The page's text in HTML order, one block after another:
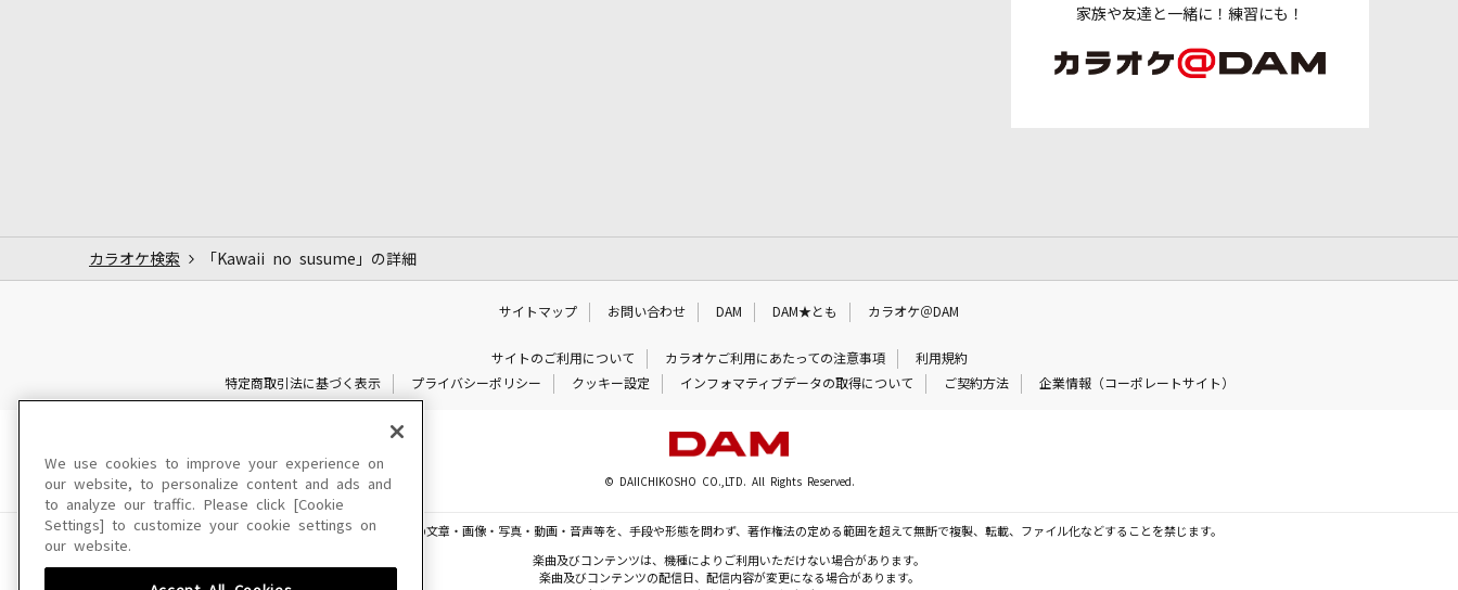
家族や友達と一緒に！練習にも！
カラオケ検索 「Kawaii no susume」の詳細
サイトマップ お問い合わせ DAM DAM★とも カラオケ＠DAM
サイトのご利用について カラオケご利用にあたっての注意事項
利用規約
特定商取引法に基づく表示
プライバシーポリシー クッキー設定 インフォマティブデータの取得について ご契約方法 企業情報（コーポレートサイト）
© DAIICHIKOSHO CO.,LTD. All Rights Reserved.
このサイトに掲載されている一切の文章・画像・写真・動画・音声等を、手段や形態を問わず、著作権法の定める範囲を超えて無断で複製、転載、ファイル化などすることを禁じます。
楽曲及びコンテンツは、機種によりご利用いただけない場合があります。
楽曲及びコンテンツの配信日、配信内容が変更になる場合があります。
We use cookies to improve your experience on
our website, to personalize content and ads and
to analyze our traffic. Please click [Cookie
Settings] to customize your cookie settings on
our website.